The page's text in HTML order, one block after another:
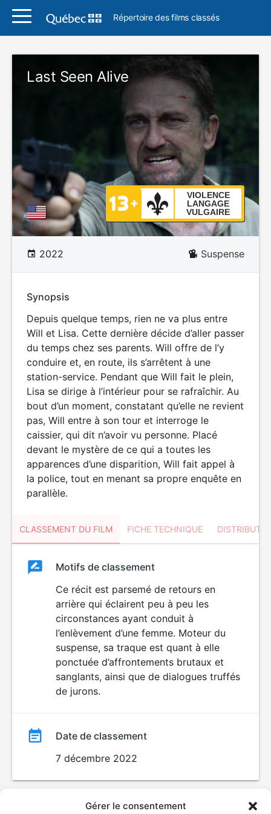
Gérer le consentement
Répertoire des films classés
Last Seen Alive
VIOLENCE
LANGAGE
VULGAIRE
2022 Suspense
Synopsis
Depuis quelque temps, rien ne va plus entre
Will et Lisa. Cette dernière décide d’aller passer
du temps chez ses parents. Will offre de l’y
conduire et, en route, ils s’arrêtent à une
station-service. Pendant que Will fait le plein,
Lisa se dirige à l’intérieur pour se rafraîchir. Au
bout d’un moment, constatant qu’elle ne revient
pas, Will entre à son tour et interroge le
caissier, qui dit n’avoir vu personne. Placé
devant le mystère de ce qui a toutes les
apparences d’une disparition, Will fait appel à
la police, tout en menant sa propre enquête en
parallèle.
CLASSEMENT DU FILM FICHE TECHNIQUE
ClassementClassement
VIOLENCE
LANGAGE
VULGAIRE
Motifs de classement
Ce récit est parsemé de retours en
arrière qui éclairent peu à peu les
circonstances ayant conduit à
l’enlèvement d’une femme. Moteur du
suspense, sa traque est quant à elle
ponctuée d’affrontements brutaux et
sanglants, ainsi que de dialogues truffés
de jurons.
Date de classement
7 décembre 2022